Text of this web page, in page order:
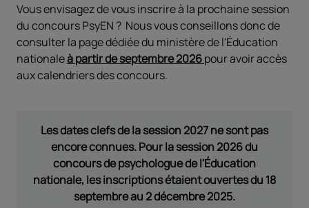
Vous envisagez de vous inscrire à la prochaine session
du concours PsyEN ? Nous vous conseillons donc de
consulter la page dédiée du ministère de l'Éducation
nationaleà partir de septembre 2026pour avoir accès
aux calendriers des concours.
Les dates clefs de la session 2027 ne sont pas
encore connues. Pour la session 2026 du
concours de psychologue de l'Éducation
nationale, les inscriptions étaient ouvertes du 18
septembre au 2 décembre 2025.